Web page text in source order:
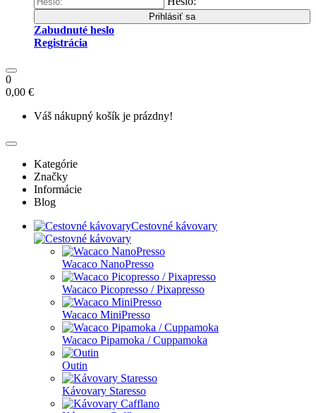
Prihlásiť sa
Zabudnuté heslo
Registrácia
0
0,00 €
Váš nákupný košík je prázdny!
Kategórie
Značky
Informácie
Blog
Cestovné kávovary
Wacaco NanoPresso
Wacaco Picopresso / Pixapresso
Wacaco MiniPresso
Wacaco Pipamoka / Cuppamoka
Outin
Kávovary Staresso